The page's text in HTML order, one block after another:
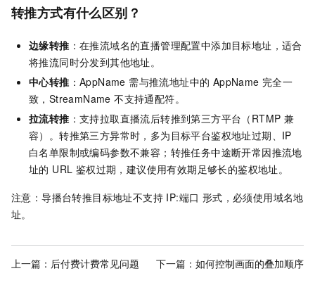
转推方式有什么区别？
边缘转推 ：在推流域名的直播管理配置中添加目标地址，适合
将推流同时分发到其他地址。
中心转推 ：AppName 需与推流地址中的 AppName 完全一
致，StreamName 不支持通配符。
拉流转推 ：支持拉取直播流后转推到第三方平台（RTMP 兼
容）。转推第三方异常时，多为目标平台鉴权地址过期、IP
白名单限制或编码参数不兼容；转推任务中途断开常因推流地
址的 URL 鉴权过期，建议使用有效期足够长的鉴权地址。
注意：导播台转推目标地址不支持 IP:端口 形式，必须使用域名地
址。
上一篇： 后付费计费常见问题 下一篇： 如何控制画面的叠加顺序